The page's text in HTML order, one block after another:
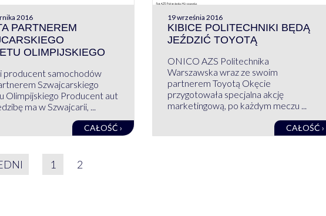
2016
PARTNEREM
OLIMPIJSKIEGO
producent samochodów
Szwajcarskiego
Olimpijskiego Producent aut
ma w Szwajcarii, ...
CAŁOŚĆ ›
19 września 2016
KIBICE POLITECHNIKI BĘDĄ
JEŹDZIĆ TOYOTĄ
ONICO AZS Politechnika
Warszawska wraz ze swoim
partnerem Toyotą Okęcie
przygotowała specjalna akcję
marketingową, po każdym meczu ...
CAŁOŚĆ ›
WPISÓW
1 2